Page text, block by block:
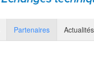
Partenaires Actualités